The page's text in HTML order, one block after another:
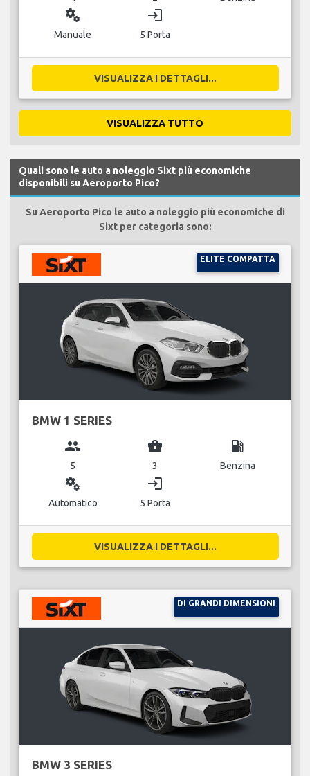
miscellaneous_services
Manuale
login
5 Porta
VISUALIZZA I DETTAGLI...
VISUALIZZA TUTTO
Quali sono le auto a noleggio Sixt più economiche
disponibili su Aeroporto Pico?
Su Aeroporto Pico le auto a noleggio più economiche di
Sixt per categoria sono:
ELITE COMPATTA
BMW 1 SERIES
group
5
business_center
3
local_gas_station
Benzina
miscellaneous_services
Automatico
login
5 Porta
VISUALIZZA I DETTAGLI...
DI GRANDI DIMENSIONI
BMW 3 SERIES